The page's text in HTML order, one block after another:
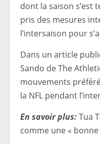
dont la saison s’est
pris des mesures
l’intersaison pour
Dans un article
Sando de The
mouvements
la NFL pendant
En savoir plus:Tua
comme une «